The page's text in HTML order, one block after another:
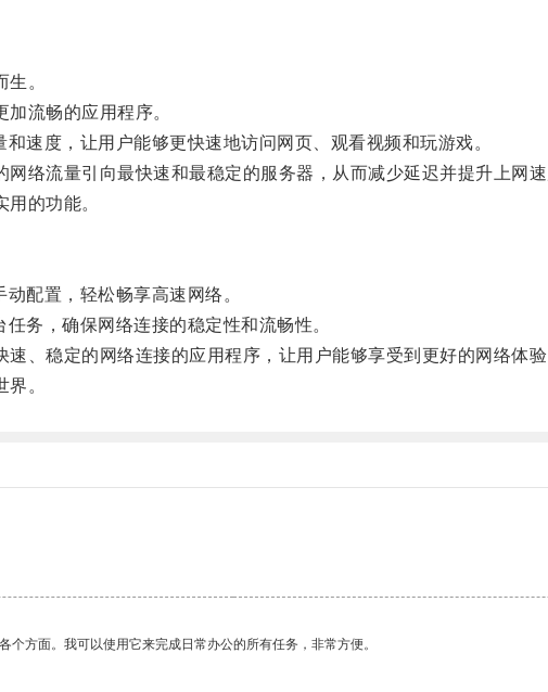
。
流畅的应用程序。
度，让用户能够更快速地访问网页、观看视频和玩游戏。
流量引向最快速和最稳定的服务器，从而减少延迟并提升上网
的功能。
配置，轻松畅享高速网络。
，确保网络连接的稳定性和流畅性。
、稳定的网络连接的应用程序，让用户能够享受到更好的网络体
。
方面。我可以使用它来完成日常办公的所有任务，非常方便。